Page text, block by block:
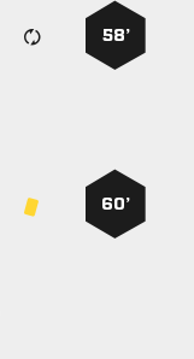
58’
60’